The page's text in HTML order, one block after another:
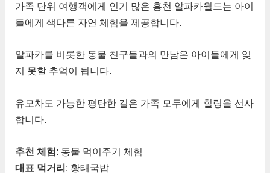
가족 단위 여행객에게 인기 많은 홍천 알파카월드는 아이
들에게 색다른 자연 체험을 제공합니다.
알파카를 비롯한 동물 친구들과의 만남은 아이들에게 잊
지 못할 추억이 됩니다.
유모차도 가능한 평탄한 길은 가족 모두에게 힐링을 선사
합니다.
추천 체험: 동물 먹이주기 체험
대표 먹거리: 황태국밥